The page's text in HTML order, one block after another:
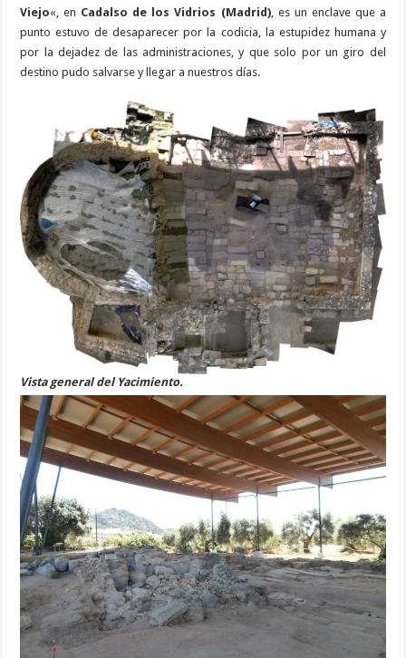
Viejo«, en Cadalso de los Vidrios (Madrid), es un enclave que a
punto estuvo de desaparecer por la codicia, la estupidez humana y
por la dejadez de las administraciones, y que solo por un giro del
destino pudo salvarse y llegar a nuestros días.
Vista general del Yacimiento.